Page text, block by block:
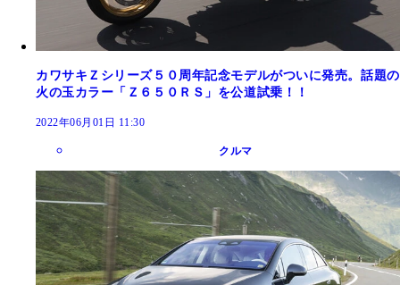
カワサキＺシリーズ５０周年記念モデルがついに発売。話題の
火の玉カラー「Ｚ６５０ＲＳ」を公道試乗！！
2022年06月01日 11:30
クルマ